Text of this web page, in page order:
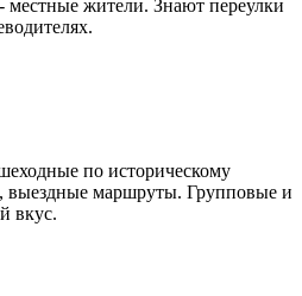
жители. Знают переулки
по историческому
выездные маршруты. Групповые и
вкус.